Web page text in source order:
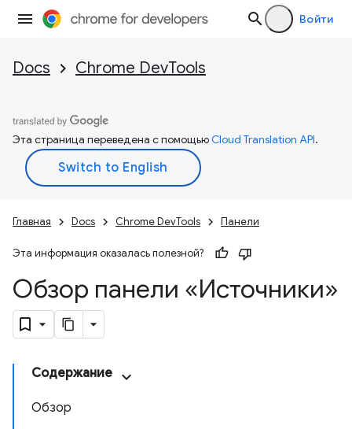
Войти
Docs Chrome DevTools
Эта страница переведена с помощьюCloud Translation API.
Главная Docs Chrome DevTools Панели
Эта информация оказалась полезной?
Обзор панели «Источники»
Содержание
Обзор